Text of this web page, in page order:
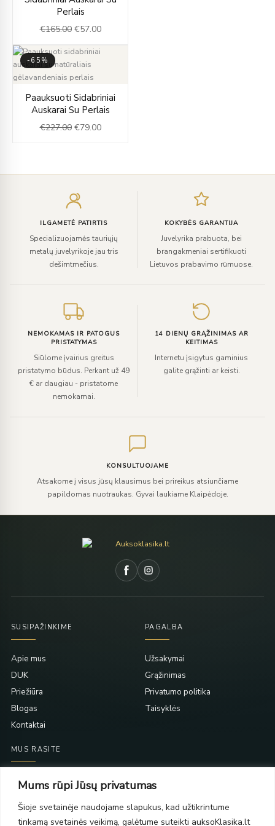
Mums rūpi Jūsų privatumas
Šioje svetainėje naudojame slapukus, kad užtikrintume
tinkamą svetainės veikimą, galėtume suteikti auksoKlasika.lt
Perlais
€165.00
price
was:
€165.00.
€57.00
price
€57.00.
-65%
Paauksuoti Sidabriniai
Auskarai Su Perlais
€227.00
price
was:
€227.00.
€79.00
price
is:
€79.00.
ILGAMETĖ PATIRTIS
Specializuojamės tauriųjų
metalų juvelyrikoje jau tris
dešimtmečius.
KOKYBĖS GARANTIJA
Juvelyrika prabuota, bei
brangakmeniai sertifikuoti
Lietuvos prabavimo rūmuose.
NEMOKAMAS IR PATOGUS
PRISTATYMAS
Siūlome įvairius greitus
pristatymo būdus. Perkant už 49
€ ar daugiau - pristatome
nemokamai.
14 DIENŲ GRĄŽINIMAS AR
KEITIMAS
Internetu įsigytus gaminius
galite grąžinti ar keisti.
KONSULTUOJAME
Atsakome į visus jūsų klausimus bei prireikus atsiunčiame
papildomas nuotraukas. Gyvai laukiame Klaipėdoje.
SUSIPAŽINKIME
Apie mus
DUK
Priežiūra
Blogas
Kontaktai
PAGALBA
Užsakymai
Grąžinimas
Privatumo politika
Taisyklės
MUS RASITE
Taikos pr. 139
PC Molas, Klaipėda
Taikos pr. 141
PC BIG 2, Klaipėda